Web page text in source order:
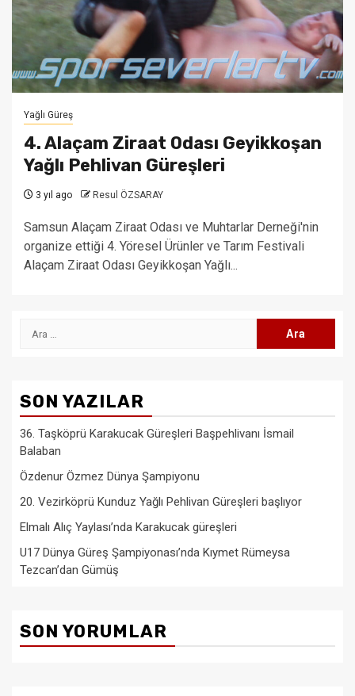
Yağlı Güreş
4. Alaçam Ziraat Odası Geyikkoşan
Yağlı Pehlivan Güreşleri
3 yıl ago Resul ÖZSARAY
Samsun Alaçam Ziraat Odası ve Muhtarlar Derneği'nin
organize ettiği 4. Yöresel Ürünler ve Tarım Festivali
Alaçam Ziraat Odası Geyikkoşan Yağlı...
Arama:
SON YAZILAR
36. Taşköprü Karakucak Güreşleri Başpehlivanı İsmail
Balaban
Özdenur Özmez Dünya Şampiyonu
20. Vezirköprü Kunduz Yağlı Pehlivan Güreşleri başlıyor
Elmalı Alıç Yaylası’nda Karakucak güreşleri
U17 Dünya Güreş Şampiyonası’nda Kıymet Rümeysa
Tezcan’dan Gümüş
SON YORUMLAR